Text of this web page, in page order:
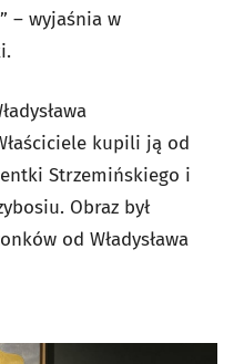
– wyjaśnia w
kupili ją od
Strzemińskiego i
Obraz był
od Władysława